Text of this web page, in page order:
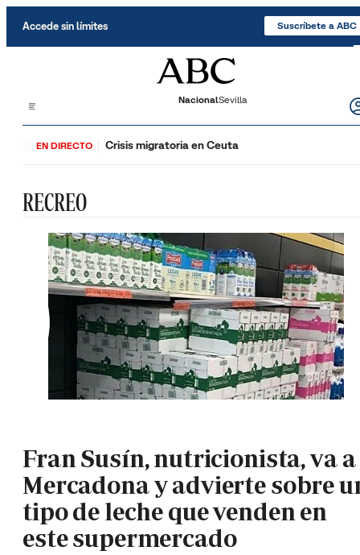
Accede sin límites Suscríbete a ABC
NacionalSevilla
EN DIRECTO Crisis migratoria en Ceuta
RECREO
Fran Susín, nutricionista, va a
Mercadona y advierte sobre
tipo de leche que venden en
este supermercado